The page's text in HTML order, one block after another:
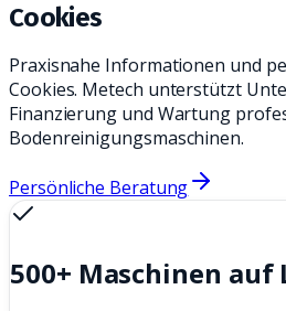
Cookies
Praxisnahe Informationen und
Cookies. Metech unterstützt
Finanzierung und Wartung
Bodenreinigungsmaschinen.
Persönliche Beratung
500+ Maschinen auf